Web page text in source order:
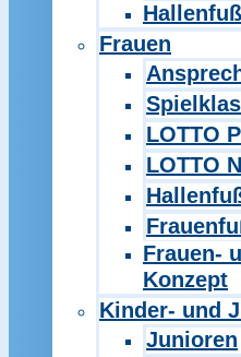
Frauen
LOTTO
LOTTO
Frauen-
Konzept
Kinder- und
Junioren